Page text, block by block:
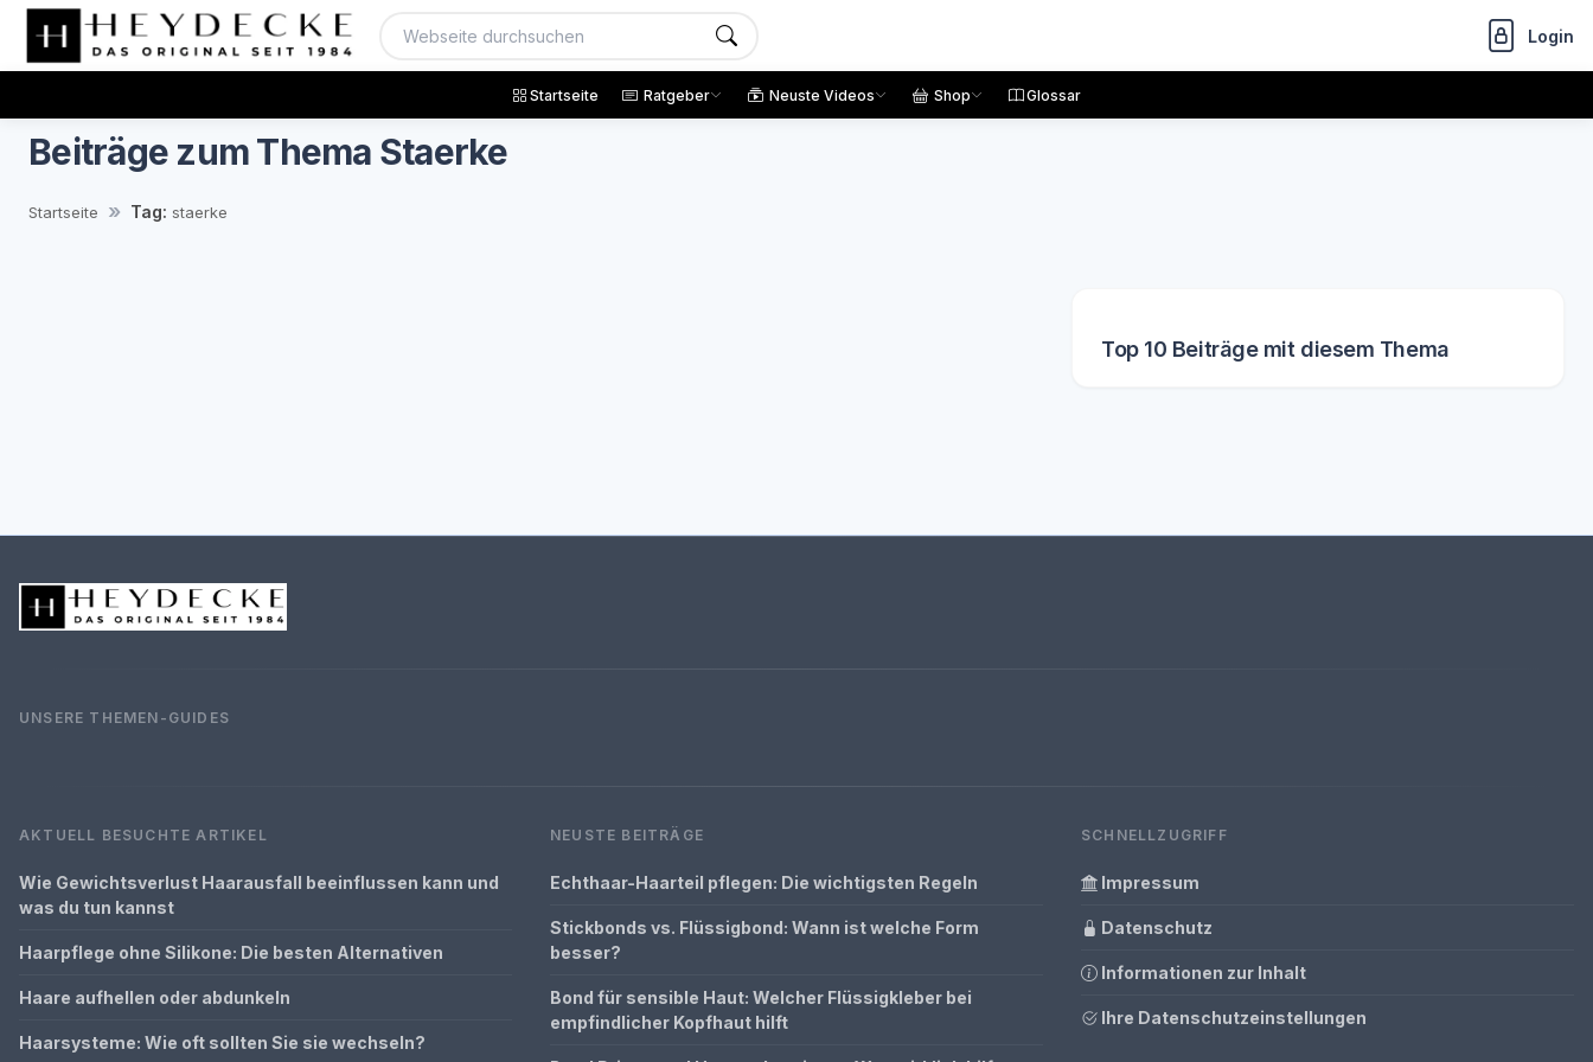
Login
Startseite Ratgeber Neuste Videos Shop Glossar
Beiträge zum Thema Staerke
Startseite Tag: staerke
Top 10 Beiträge mit diesem Thema
UNSERE THEMEN-GUIDES
AKTUELL BESUCHTE ARTIKEL
Wie Gewichtsverlust Haarausfall beeinflussen kann und
was du tun kannst
Haarpflege ohne Silikone: Die besten Alternativen
Haare aufhellen oder abdunkeln
Haarsysteme: Wie oft sollten Sie sie wechseln?
NEUSTE BEITRÄGE
Echthaar-Haarteil pflegen: Die wichtigsten Regeln
Stickbonds vs. Flüssigbond: Wann ist welche Form
besser?
Bond für sensible Haut: Welcher Flüssigkleber bei
empfindlicher Kopfhaut hilft
SCHNELLZUGRIFF
Impressum
Datenschutz
Informationen zur Inhalt
Ihre Datenschutzeinstellungen